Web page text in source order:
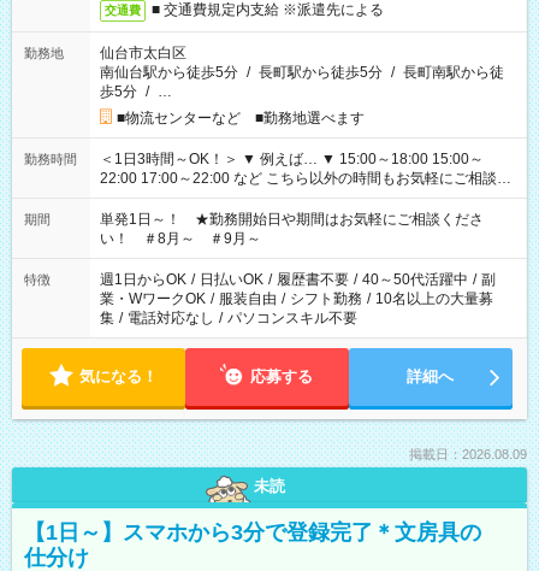
交通費 ■ 交通費規定内支給 ※派遣先による
勤務地
仙台市太白区
南仙台駅から徒歩5分 / 長町駅から徒歩5分 / 長町南駅から徒
歩5分 / …
■物流センターなど ■勤務地選べます
勤務時間
＜1日3時間～OK！＞ ▼ 例えば… ▼ 15:00～18:00 15:00～
22:00 17:00～22:00 など こちら以外の時間もお気軽にご相談く
ださい！
期間
単発1日～！ ★勤務開始日や期間はお気軽にご相談くださ
い！ ＃8月～ ＃9月～
特徴 週1日からOK / 日払いOK / 履歴書不要 / 40～50代活躍中 / 副
業・WワークOK / 服装自由 / シフト勤務 / 10名以上の大量募
集 / 電話対応なし / パソコンスキル不要
気になる！ 応募する 詳細へ
掲載日：2026.08.09
未読
【1日～】スマホから3分で登録完了＊文房具の
仕分け